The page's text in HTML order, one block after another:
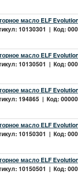
масло ELF
10130301 | Код:
масло ELF
10130501 | Код:
масло ELF
194865 | Код:
масло ELF
10150301 | Код:
масло ELF
10150501 | Код: